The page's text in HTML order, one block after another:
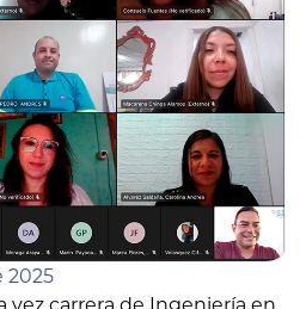
2025
vez carrera de Ingeniería en